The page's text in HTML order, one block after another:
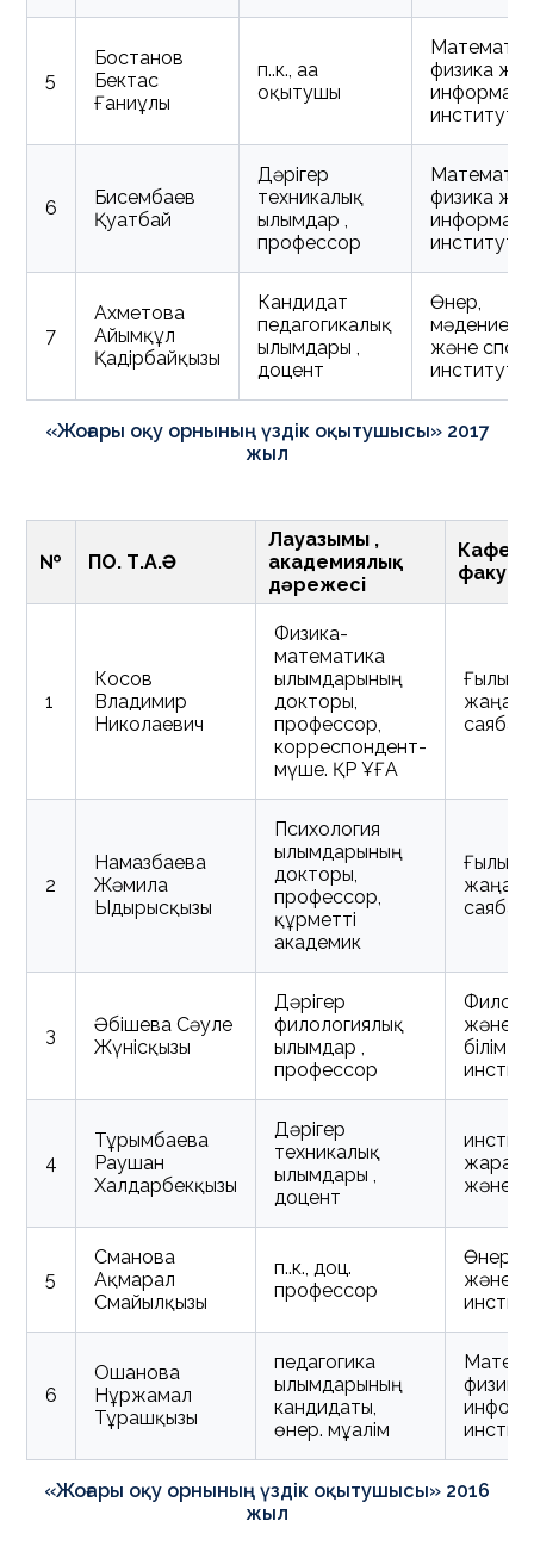
5
Бостанов
Бектас
Ғаниұлы
п.ғ.к., аға
оқытушы
физика
институты
6
Бисембаев
Қуатбай
Дәрігер
техникалық
ғылымдар ,
профессор
физика
институты
7
Ахметова
Айымқұл
Қадірбайқызы
Кандидат
педагогикалық
ғылымдары ,
доцент
Өнер,
мәдениет
және
институты
«Жоғары оқу орнының үздік оқытушысы» 2017
жыл
№ ПОҚ. Т.А.Ә
Лауазымы ,
академиялық
дәрежесі
1
Косов
Владимир
Николаевич
Физика-
математика
ғылымдарының
докторы,
профессор,
корреспондент-
мүше. ҚР ҰҒА
саябақ
2
Намазбаева
Жәмила
Ыдырысқызы
Психология
ғылымдарының
докторы,
профессор,
құрметті
академик
саябақ
3
Әбішева Сәуле
Жүнісқызы
Дәрігер
филологиялық
ғылымдар ,
профессор
және
білім
4
Тұрғымбаева
Раушан
Халдарбекқызы
Дәрігер
техникалық
ғылымдары ,
доцент
және
5
Сманова
Ақмарал
Смайылқызы
п.ғ.к., доц.
профессор
Өнер,
және
6
Ошанова
Нұржамал
Тұрашқызы
педагогика
ғылымдарының
кандидаты,
өнер. мұғалім
«Жоғары оқу орнының үздік оқытушысы» 2016
жыл